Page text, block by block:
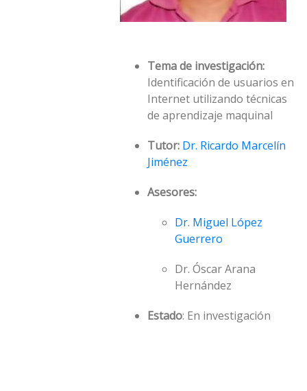
Tema de investigación:
Identificación de usuarios en
Internet utilizando técnicas
de aprendizaje maquinal
Tutor: Dr. Ricardo Marcelín
Jiménez
Asesores:
Dr. Miguel López
Guerrero
Dr. Óscar Arana
Hernández
Estado: En investigación